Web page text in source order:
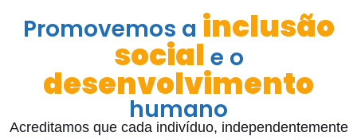
Promovemos a inclusão
social e o
desenvolvimento
humano
Acreditamos que cada indivíduo, independentemente